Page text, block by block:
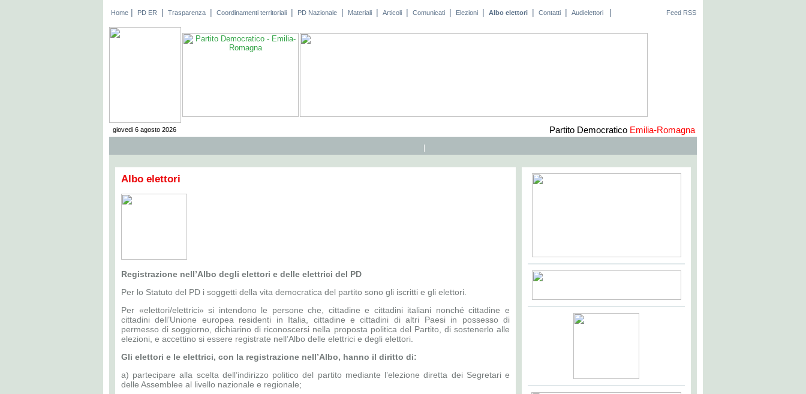
Home | PD ER | Trasparenza | Coordinamenti territoriali | PD Nazionale | Materiali | Articoli | Comunicati | Elezioni | Albo elettori | Contatti | Audielettori | Feed RSS
giovedi 6 agosto 2026 Partito Democratico Emilia-Romagna
Albo elettori
Registrazione nell’Albo degli elettori e delle elettrici del PD
Per lo Statuto del PD i soggetti della vita democratica del partito sono gli iscritti e gli elettori.
Per «elettori/elettrici» si intendono le persone che, cittadine e cittadini italiani nonché cittadine e
cittadini dell’Unione europea residenti in Italia, cittadine e cittadini di altri Paesi in possesso di
permesso di soggiorno, dichiarino di riconoscersi nella proposta politica del Partito, di sostenerlo alle
elezioni, e accettino si essere registrate nell’Albo delle elettrici e degli elettori.
Gli elettori e le elettrici, con la registrazione nell’Albo, hanno il diritto di:
a) partecipare alla scelta dell’indirizzo politico del partito mediante l’elezione diretta dei Segretari e
delle Assemblee al livello nazionale e regionale;